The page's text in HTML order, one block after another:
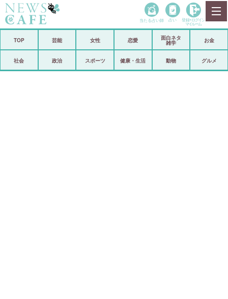
政治
当たる占い師 占い 登録• ログイン
マイルーム
TOP 芸能 女性 恋愛
面白ネタ
雑学
お金
社会 政治 スポーツ 健康・生活 動物 グルメ